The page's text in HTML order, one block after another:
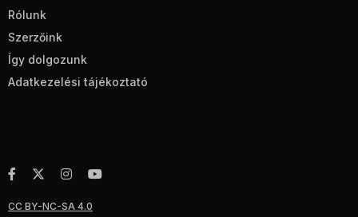
Rólunk
Szerzőink
Így dolgozunk
Adatkezelési tájékoztató
CC BY-NC-SA 4.0